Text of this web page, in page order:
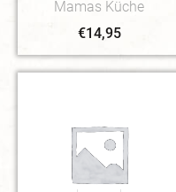
Mamas Küche
€14,95